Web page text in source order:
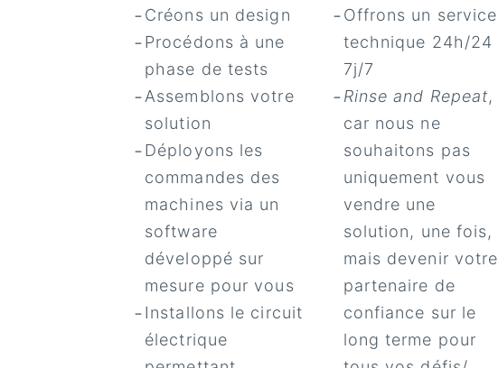
Créons un design
Procédons à une
phase de tests
Assemblons votre
solution
Déployons les
commandes des
machines via un
software
développé sur
mesure pour vous
Installons le circuit
électrique
Offrons un service
technique 24h/24
7j/7
Rinse and Repeat,
car nous ne
souhaitons pas
uniquement vous
vendre une
solution, une fois,
mais devenir votre
partenaire de
confiance sur le
long terme pour